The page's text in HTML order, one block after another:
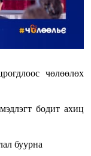
чөлөөлөх
бодит ахиц
буурна